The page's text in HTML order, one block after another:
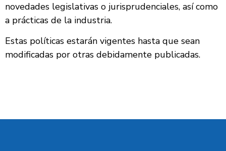
novedades legislativas o jurisprudenciales, así como
a prácticas de la industria.
Estas políticas estarán vigentes hasta que sean
modificadas por otras debidamente publicadas.